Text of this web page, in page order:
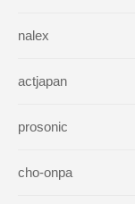
nalex
actjapan
prosonic
cho-onpa